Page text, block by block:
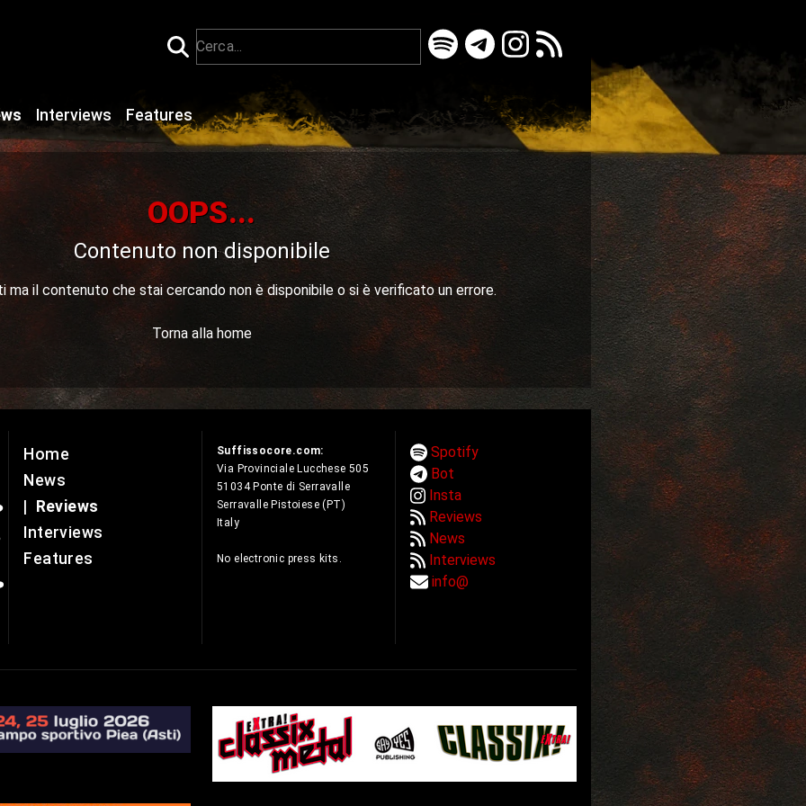
Interviews Features
OOPS...
Contenuto non disponibile
ma il contenuto che stai cercando non è disponibile o si è verificato un errore.
Torna alla home
Home
News
Reviews
Interviews
Features
Suffissocore.com:
Via Provinciale Lucchese 505
51034 Ponte di Serravalle
Serravalle Pistoiese (PT)
Italy
No electronic press kits.
Spotify
Bot
Insta
Reviews
News
Interviews
info@